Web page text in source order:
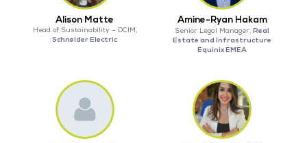
Alison Matte
Head of Sustainability – DCIM,
Schneider Electric
Amine-Ryan Hakam
Senior Legal Manager, Real
Estate and Infrastructure
Equinix EMEA